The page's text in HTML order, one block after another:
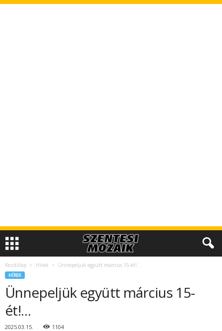
Kezdőlap Hírek Ünnepeljük együtt március 15-ét!…
HÍREK
Ünnepeljük együtt március 15-
ét!…
2025.03.15. 1104